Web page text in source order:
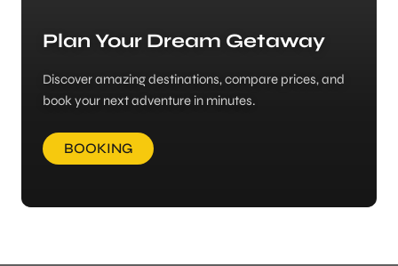
Plan Your Dream Getaway
Discover amazing destinations, compare prices, and
book your next adventure in minutes.
BOOKING